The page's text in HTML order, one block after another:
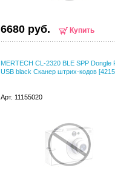
6680 руб. Купить
MERTECH CL-2320 BLE SPP Dongle
USB black Сканер штрих-кодов
Арт. 11155020